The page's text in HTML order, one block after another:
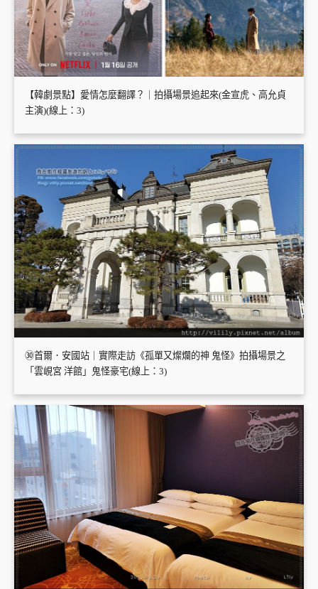
【韓劇景點】愛情怎麼翻譯？｜拍攝場景追起來(金宣虎、高允貞
主演)(線上：3)
㉚首爾．安國站｜實際走訪《孤單又燦爛的神 鬼怪》拍攝場景之
「雲峴宮 洋館」鬼怪豪宅(線上：3)